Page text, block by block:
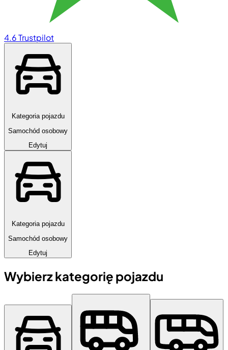
4.6Trustpilot
Kategoria pojazdu
Samochód osobowy
Edytuj
Kategoria pojazdu
Samochód osobowy
Edytuj
Wybierz kategorię pojazdu